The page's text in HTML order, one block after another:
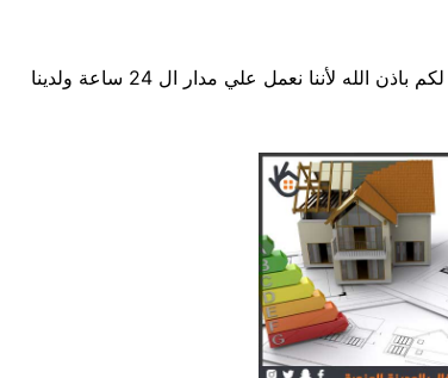
في الوقت المناسب لكم باذن الله لأننا نعمل علي مدار ال 24 ساعة ولدينا